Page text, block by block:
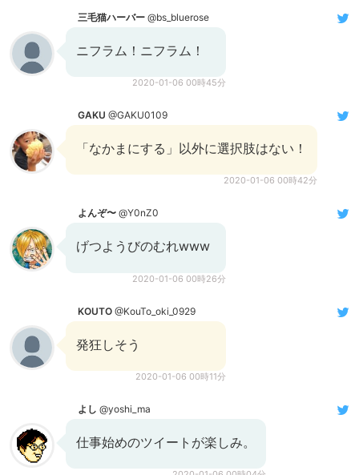
三毛猫ハーバー @bs_bluerose
ニフラム！ニフラム！
2020-01-06 00時45分
GAKU @GAKU0109
「なかまにする」以外に選択肢はない！
2020-01-06 00時42分
よんぞ〜 @Y0nZ0
げつようびのむれwww
2020-01-06 00時26分
KOUTO @KouTo_oki_0929
発狂しそう
2020-01-06 00時11分
よし @yoshi_ma
仕事始めのツイートが楽しみ。